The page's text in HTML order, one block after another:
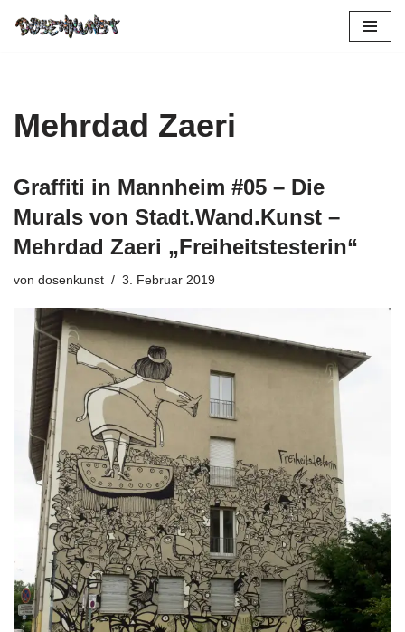
Mehrdad Zaeri
Graffiti in Mannheim #05 – Die
Murals von Stadt.Wand.Kunst –
Mehrdad Zaeri „Freiheitstesterin“
von dosenkunst 3. Februar 2019